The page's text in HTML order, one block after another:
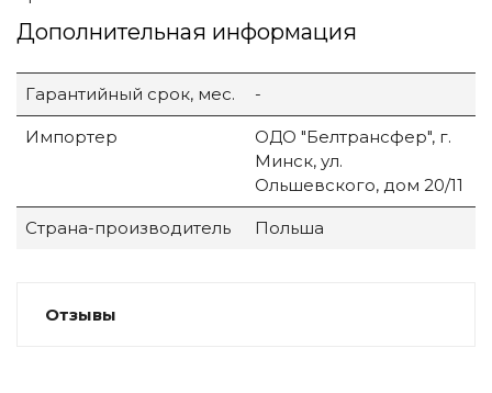
Дополнительная информация
Гарантийный срок, мес. -
Импортер
ОДО "Белтрансфер", г.
Минск, ул.
Ольшевского, дом 20/11
Страна-производитель Польша
Отзывы